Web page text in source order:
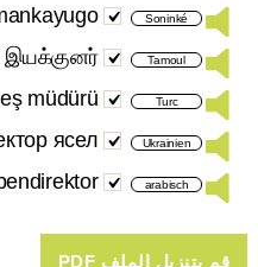
Soninké
Tamoul
இயக்குனர்
Turc
müdürü
Ukrainien
ясел
arabisch